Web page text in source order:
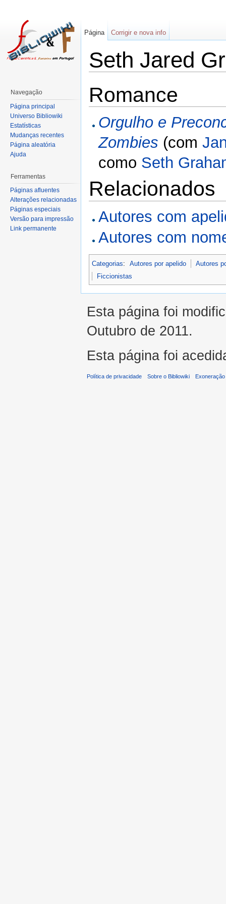
Seth Jared
Romance
Orgulho e
Zombies (com
como Seth
Relacionados
Autores com
Autores com
Categorias: Autores por apelido
Autores
Ficcionistas
Página Corrigir e nova info
Navegação
Página principal
Universo Bibliowiki
Estatísticas
Mudanças recentes
Página aleatória
Ajuda
Ferramentas
Páginas afluentes
Alterações relacionadas
Páginas especiais
Versão para impressão
Link permanente
Esta página foi
Outubro de 2011.
Esta página foi
Política de privacidade Sobre o Bibliowiki